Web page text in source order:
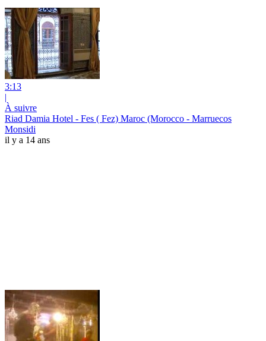
3:13
|
À suivre
Riad Damia Hotel - Fes ( Fez) Maroc (Morocco - Marruecos
Monsidi
il y a 14 ans